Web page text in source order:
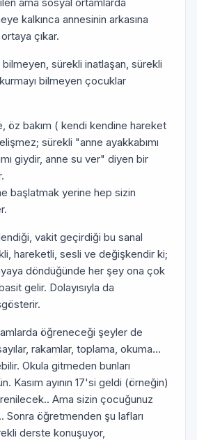
kalkınca annesinin arkasına
çıkar.
bilmeyen, sürekli inatlaşan, sürekli
bilmeyen çocuklar
öz bakım ( kendi kendine hareket
sürekli "anne ayakkabımı
giydir, anne su ver" diyen bir
başlatmak yerine hep sizin
vakit geçirdiği bu sanal
hareketli, sesli ve değişkendir ki;
döndüğünde her şey ona çok
gelir. Dolayısıyla da
öğreneceği şeyler de
rakamlar, toplama, okuma...
Okula gitmeden bunları
Kasım ayının 17'si geldi (örneğin)
Ama sizin çocuğunuz
Sonra öğretmenden şu lafları
derste konuşuyor,